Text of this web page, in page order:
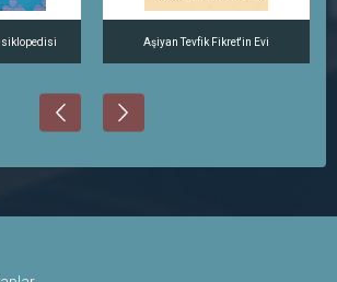
Aşiyan Tevfik Fikret'in Evi